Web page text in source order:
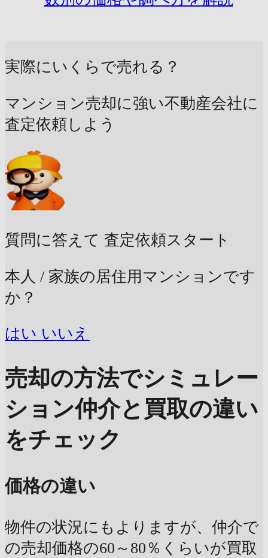
実際にいくらで売れる？
マンション売却に強い不動産会社に
査定依頼しよう
質問に答えて 査定依頼スタート
本人 / 家族の居住用マンションです
か？
はい いいえ
売却の方法でシミュレー
ション仲介と買取の違い
をチェック
価格の違い
物件の状況にもよりますが、仲介で
の売却価格の60～80％くらいが買取